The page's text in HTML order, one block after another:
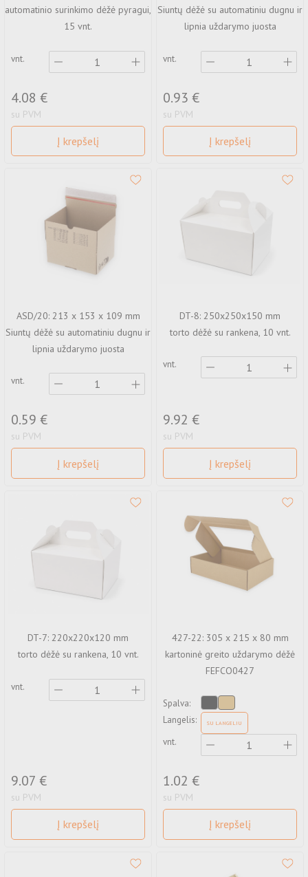
automatinio surinkimo dėžė pyragui,
15 vnt.
vnt.
4.08 €
su PVM
Į krepšelį
Siuntų dėžė su automatiniu dugnu ir
lipnia uždarymo juosta
vnt.
0.93 €
su PVM
Į krepšelį
ASD/20: 213 x 153 x 109 mm
Siuntų dėžė su automatiniu dugnu ir
lipnia uždarymo juosta
vnt.
0.59 €
su PVM
Į krepšelį
DT-8: 250x250x150 mm
torto dėžė su rankena, 10 vnt.
vnt.
9.92 €
su PVM
Į krepšelį
DT-7: 220x220x120 mm
torto dėžė su rankena, 10 vnt.
vnt.
9.07 €
su PVM
Į krepšelį
427-22: 305 x 215 x 80 mm
kartoninė greito uždarymo dėžė
FEFCO0427
Spalva:
Langelis:
SU LANGELIU
vnt.
1.02 €
su PVM
Į krepšelį